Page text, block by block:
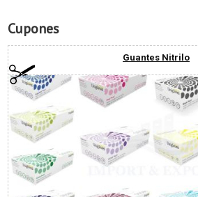
Cupones
Guantes Nitrilo